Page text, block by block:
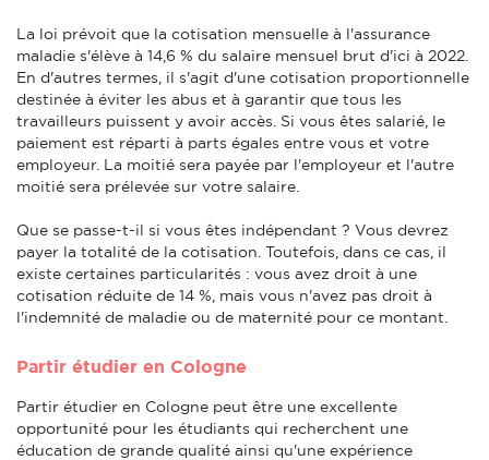
La loi prévoit que la cotisation mensuelle à l'assurance
maladie s'élève à 14,6 % du salaire mensuel brut d'ici à 2022.
En d'autres termes, il s'agit d'une cotisation proportionnelle
destinée à éviter les abus et à garantir que tous les
travailleurs puissent y avoir accès. Si vous êtes salarié, le
paiement est réparti à parts égales entre vous et votre
employeur. La moitié sera payée par l'employeur et l'autre
moitié sera prélevée sur votre salaire.
Que se passe-t-il si vous êtes indépendant ? Vous devrez
payer la totalité de la cotisation. Toutefois, dans ce cas, il
existe certaines particularités : vous avez droit à une
cotisation réduite de 14 %, mais vous n'avez pas droit à
l'indemnité de maladie ou de maternité pour ce montant.
Partir étudier en Cologne
Partir étudier en Cologne peut être une excellente
opportunité pour les étudiants qui recherchent une
éducation de grande qualité ainsi qu'une expérience